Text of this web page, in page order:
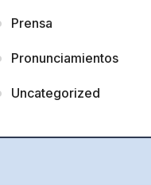
Prensa
Pronunciamientos
Uncategorized